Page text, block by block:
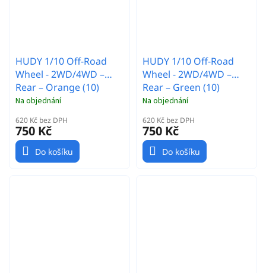
HUDY 1/10 Off-Road
Wheel - 2WD/4WD –
Rear – Orange (10)
Na objednání
620 Kč bez DPH
750 Kč
Do košíku
HUDY 1/10 Off-Road
Wheel - 2WD/4WD –
Rear – Green (10)
Na objednání
620 Kč bez DPH
750 Kč
Do košíku